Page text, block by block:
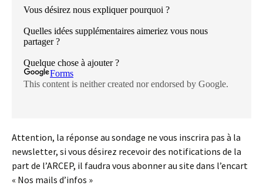
Attention, la réponse au sondage ne vous inscrira pas à la
newsletter, si vous désirez recevoir des notifications de la
part de l’ARCEP, il faudra vous abonner au site dans l’encart
« Nos mails d’infos »